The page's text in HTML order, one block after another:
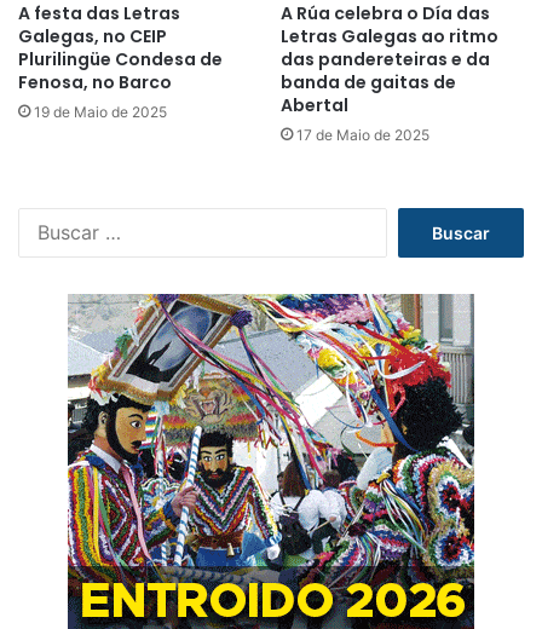
A festa das Letras
Galegas, no CEIP
Plurilingüe Condesa de
Fenosa, no Barco
19 de Maio de 2025
A Rúa celebra o Día das
Letras Galegas ao ritmo
das pandereteiras e da
banda de gaitas de
Abertal
17 de Maio de 2025
c
a
r
: